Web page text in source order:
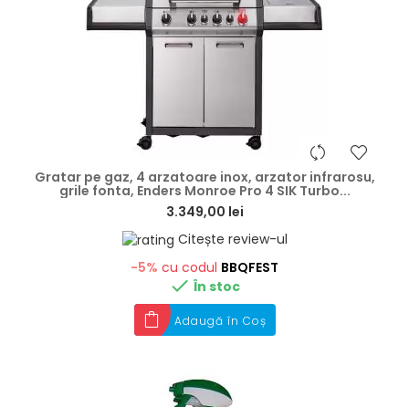
Gratar pe gaz, 4 arzatoare inox, arzator infrarosu,
grile fonta, Enders Monroe Pro 4 SIK Turbo...
3.349,00 lei
Citește review-ul
-5% cu codul BBQFEST
 În stoc
Adaugă în Coș